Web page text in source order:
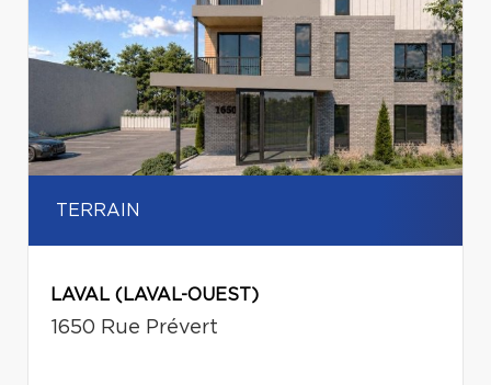
TERRAIN
LAVAL (LAVAL-OUEST)
1650 Rue Prévert